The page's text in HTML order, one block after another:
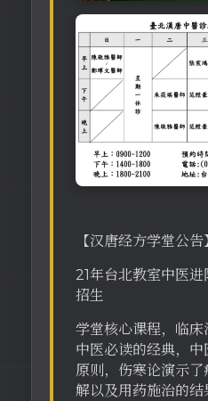
【汉唐经方学堂公告
21年台北教室中医
招生
学堂核心课程，临
中医必读的经典，
原则，伤寒论演示
解以及用药施治的结